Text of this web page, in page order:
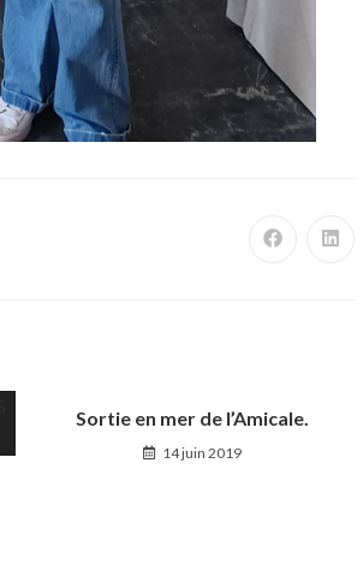
Sortie en mer de l’Amicale.
14 juin 2019